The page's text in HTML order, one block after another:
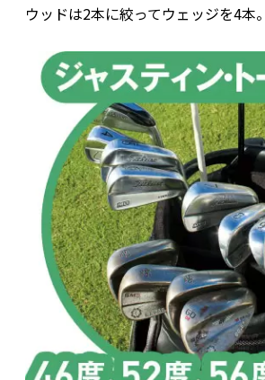
ウッドは2本に絞ってウェッジを4本。